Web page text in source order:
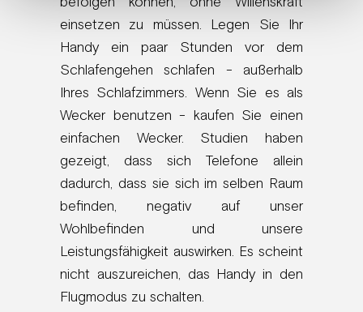
einsetzen zu müssen. Legen Sie Ihr
Handy ein paar Stunden vor dem
Schlafengehen schlafen - außerhalb
Ihres Schlafzimmers. Wenn Sie es als
Wecker benutzen - kaufen Sie einen
einfachen Wecker. Studien haben
gezeigt, dass sich Telefone allein
dadurch, dass sie sich im selben Raum
befinden, negativ auf unser
Wohlbefinden und unsere
Leistungsfähigkeit auswirken. Es scheint
nicht auszureichen, das Handy in den
Flugmodus zu schalten.